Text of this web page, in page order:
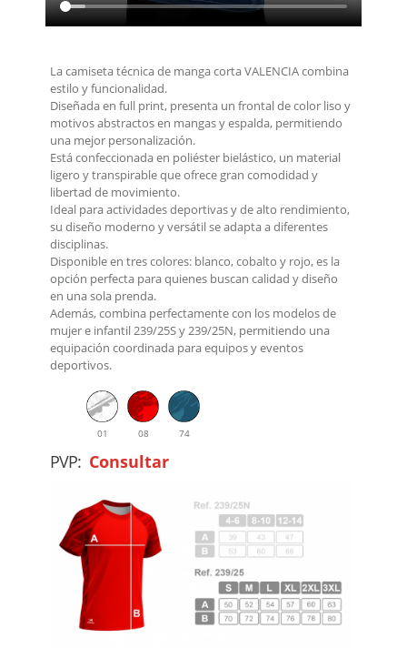
La camiseta técnica de manga corta VALENCIA combina
estilo y funcionalidad.
Diseñada en full print, presenta un frontal de color liso y
motivos abstractos en mangas y espalda, permitiendo
una mejor personalización.
Está confeccionada en poliéster bielástico, un material
ligero y transpirable que ofrece gran comodidad y
libertad de movimiento.
Ideal para actividades deportivas y de alto rendimiento,
su diseño moderno y versátil se adapta a diferentes
disciplinas.
Disponible en tres colores: blanco, cobalto y rojo, es la
opción perfecta para quienes buscan calidad y diseño
en una sola prenda.
Además, combina perfectamente con los modelos de
mujer e infantil 239/25S y 239/25N, permitiendo una
equipación coordinada para equipos y eventos
deportivos.
01 08 74
PVP: Consultar